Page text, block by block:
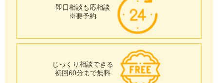
即日相談も応相談
※要予約
じっくり相談できる
初回60分まで無料